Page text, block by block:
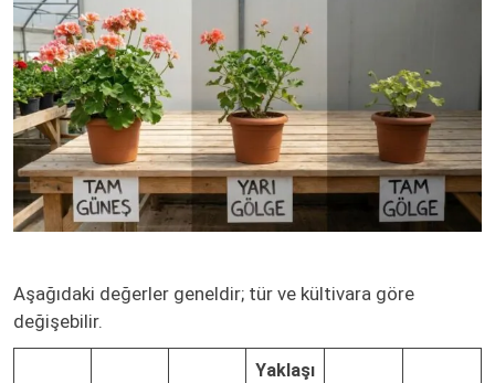
Aşağıdaki değerler geneldir; tür ve kültivara göre
değişebilir.
Yaklaşı